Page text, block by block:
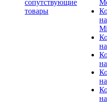
сопутствующие
товары
на